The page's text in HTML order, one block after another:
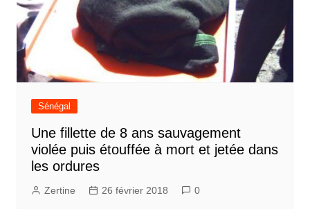
Sénégal
Une fillette de 8 ans sauvagement
violée puis étouffée à mort et jetée dans
les ordures
Zertine 26 février 2018 0